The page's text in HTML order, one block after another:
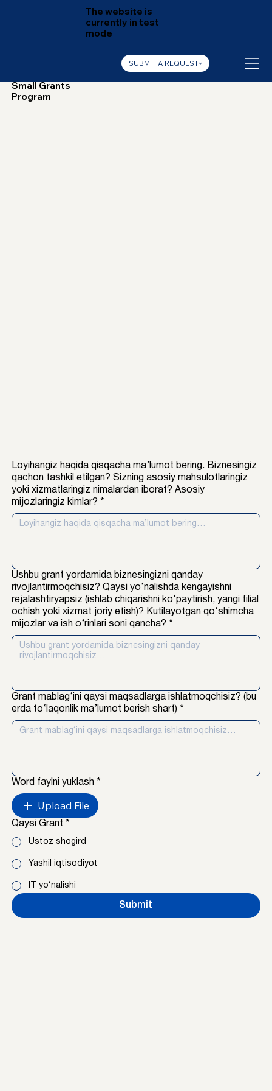
SUBMIT A REQUEST
The website is
currently in test
mode
Small Grants
Program
Loyihangiz haqida qisqacha ma’lumot bering. Biznesingiz
qachon tashkil etilgan? Sizning asosiy mahsulotlaringiz
yoki xizmatlaringiz nimalardan iborat? Asosiy
mijozlaringiz kimlar? *
Ushbu grant yordamida biznesingizni qanday
rivojlantirmoqchisiz? Qaysi yo‘nalishda kengayishni
rejalashtiryapsiz (ishlab chiqarishni ko‘paytirish, yangi filial
ochish yoki xizmat joriy etish)? Kutilayotgan qo‘shimcha
mijozlar va ish o‘rinlari soni qancha? *
Grant mablag‘ini qaysi maqsadlarga ishlatmoqchisiz? (bu
erda to‘laqonlik ma’lumot berish shart) *
Word faylni yuklash *
Upload File
Qaysi Grant *
Ustoz shogird
Yashil iqtisodiyot
IT yo‘nalishi
Submit